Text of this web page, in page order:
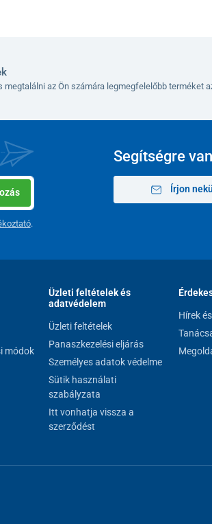
megtalálni az Ön számára legmegfelelőbb terméket
Segítségre
Írjon
.
módok
Üzleti feltételek és
adatvédelem
Üzleti feltételek
Panaszkezelési eljárás
Személyes adatok védelme
Sütik használati
szabályzata
Itt vonhatja vissza a
szerződést
Hírek